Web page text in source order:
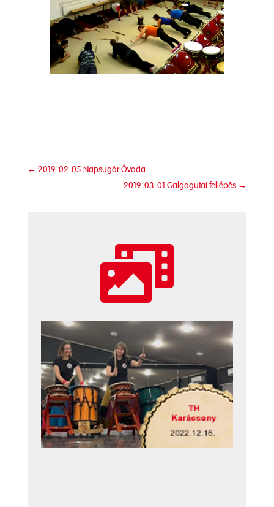
← 2019-02-05 Napsugár Óvoda
2019-03-01 Galgagutai fellépés →
